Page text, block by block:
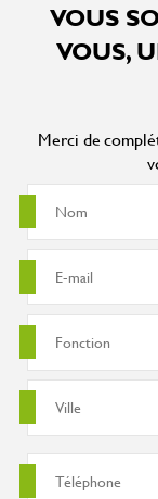
VOUS
VOUS,
Merci de